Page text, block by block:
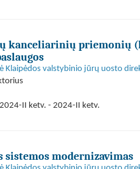
kanceliarinių priemonių
Klaipėdos valstybinio jūrų uosto
II ketv. - 2024-II ketv.
sistemos modernizavimas